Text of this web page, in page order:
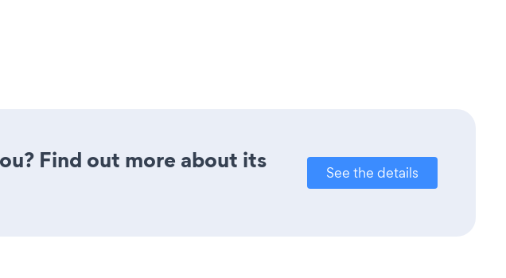
Find out more about its
See the details